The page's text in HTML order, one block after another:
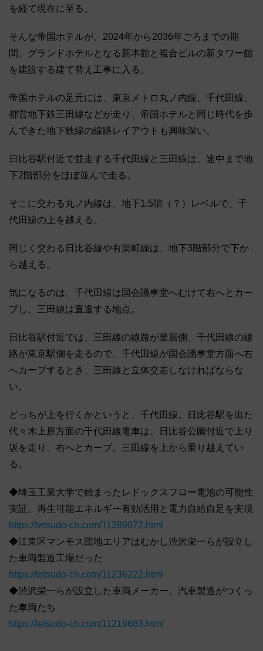
を経て現在に至る。
そんな帝国ホテルが、2024年から2036年ごろまでの期
間、グランドホテルとなる新本館と複合ビルの新タワー館
を建設する建て替え工事に入る。
帝国ホテルの足元には、東京メトロ丸ノ内線、千代田線、
都営地下鉄三田線などが走り、帝国ホテルと同じ時代を歩
んできた地下鉄線の線路レイアウトも興味深い。
日比谷駅付近で並走する千代田線と三田線は、途中まで地
下2階部分をほぼ並んで走る。
そこに交わる丸ノ内線は、地下1.5階（？）レベルで、千
代田線の上を越える。
同じく交わる日比谷線や有楽町線は、地下3階部分で下か
ら越える。
気になるのは、千代田線は国会議事堂へむけて右へとカー
ブし、三田線は直進する地点。
日比谷駅付近では、三田線の線路が皇居側、千代田線の線
路が東京駅側を走るので、千代田線が国会議事堂方面へ右
へカーブするとき、三田線と立体交差しなければならな
い。
どっちが上を行くかというと、千代田線。日比谷駅を出た
代々木上原方面の千代田線電車は、日比谷公園付近で上り
坂を走り、右へとカーブ。三田線を上から乗り越えてい
る。
◆埼玉工業大学で始まったレドックスフロー電池の可能性
実証、再生可能エネルギー有効活用と電力自給自足を実現
https://tetsudo-ch.com/11399072.html
◆江東区マンモス団地エリアはむかし渋沢栄一らが設立し
た車両製造工場だった
https://tetsudo-ch.com/11236222.html
◆渋沢栄一らが設立した車両メーカー、汽車製造がつくっ
た車両たち
https://tetsudo-ch.com/11219683.html